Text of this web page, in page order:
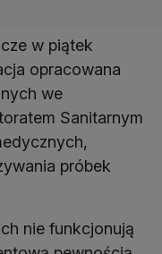
w piątek
opracowana
we
Sanitarnym
próbek
nie funkcjonują